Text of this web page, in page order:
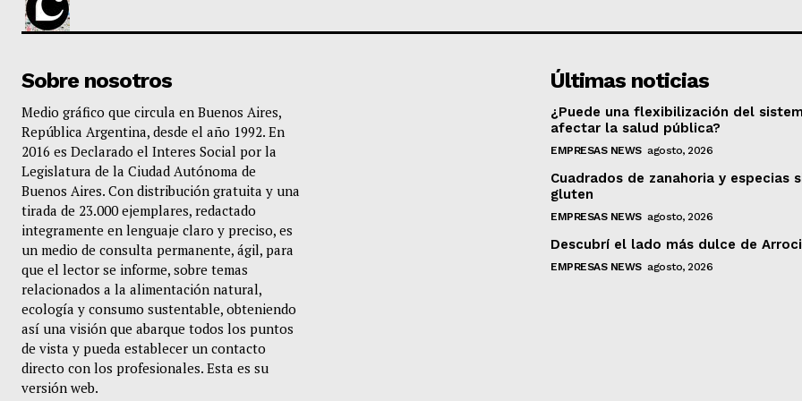
Sobre nosotros
Medio gráfico que circula en Buenos Aires,
República Argentina, desde el año 1992. En
2016 es Declarado el Interes Social por la
Legislatura de la Ciudad Autónoma de
Buenos Aires. Con distribución gratuita y una
tirada de 23.000 ejemplares, redactado
integramente en lenguaje claro y preciso, es
un medio de consulta permanente, ágil, para
que el lector se informe, sobre temas
relacionados a la alimentación natural,
ecología y consumo sustentable, obteniendo
así una visión que abarque todos los puntos
de vista y pueda establecer un contacto
directo con los profesionales. Esta es su
versión web.
Últimas noticias
¿Puede una flexibilización del
afectar la salud pública?
EMPRESAS NEWS agosto, 2026
Cuadrados de zanahoria y especias
gluten
EMPRESAS NEWS agosto, 2026
Descubrí el lado más dulce de
EMPRESAS NEWS agosto, 2026